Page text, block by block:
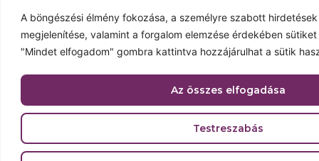
A böngészési élmény fokozása, a személyre szabott
megjelenítése, valamint a forgalom elemzése érdekében
"Mindet elfogadom" gombra kattintva hozzájárulhat a sütik
Testreszabás
Az összes elfogadása